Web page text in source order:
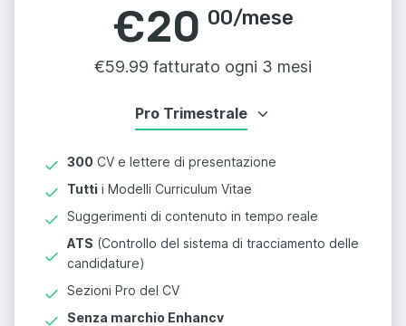
€20 00/mese
€59.99 fatturato ogni 3 mesi
Pro Trimestrale
300 CV e lettere di presentazione
Tutti i Modelli Curriculum Vitae
Suggerimenti di contenuto in tempo reale
ATS (Controllo del sistema di tracciamento delle
candidature)
Sezioni Pro del CV
Senza marchio Enhancv